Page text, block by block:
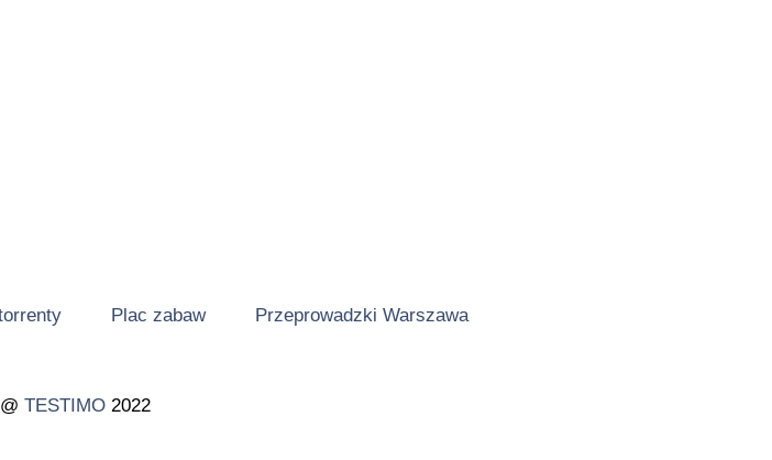
Plac zabaw Przeprowadzki Warszawa
TESTIMO 2022